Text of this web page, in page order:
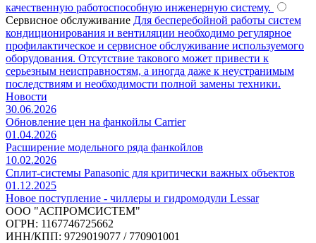
качественную работоспособную инженерную систему.
Сервисное обслуживание Для бесперебойной работы систем
кондиционирования и вентиляции необходимо регулярное
профилактическое и сервисное обслуживание используемого
оборудования. Отсутствие такового может привести к
серьезным неисправностям, а иногда даже к неустранимым
последствиям и необходимости полной замены техники.
Новости
30.06.2026
Обновление цен на фанкойлы Carrier
01.04.2026
Расширение модельного ряда фанкойлов
10.02.2026
Сплит-системы Panasonic для критически важных объектов
01.12.2025
Новое поступление - чиллеры и гидромодули Lessar
ООО "АСПРОМСИСТЕМ"
ОГРН: 1167746725662
ИНН/КПП: 9729019077 / 770901001